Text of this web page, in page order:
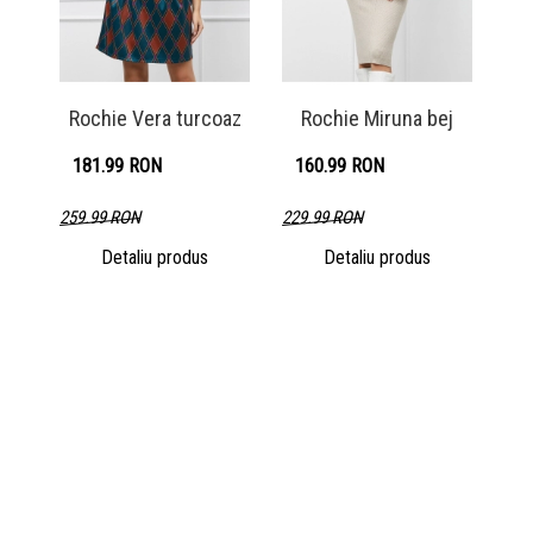
Rochie Vera turcoaz
181.99 RON
259.99 RON
Detaliu produs
Rochie Miruna bej
160.99 RON
229.99 RON
Detaliu produs